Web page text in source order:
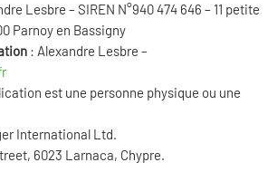
Lesbre – SIREN N°940 474 646 – 11 petite
Parnoy en Bassigny
: Alexandre Lesbre –
est une personne physique ou une
International Ltd.
6023 Larnaca, Chypre.